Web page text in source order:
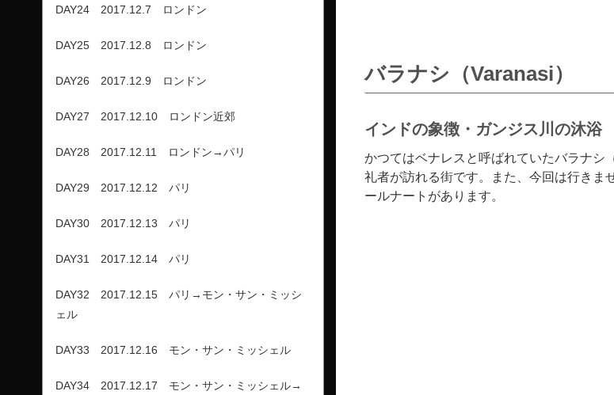
バラナシ（Varanasi）
インドの象徴・ガンジス川の沐浴
かつてはベナレスと呼ばれていたバラナシ
礼者が訪れる街です。また、今回は行きま
ールナートがあります。
DAY24 2017.12.7 ロンドン
DAY25 2017.12.8 ロンドン
DAY26 2017.12.9 ロンドン
DAY27 2017.12.10 ロンドン近郊
DAY28 2017.12.11 ロンドン→パリ
DAY29 2017.12.12 パリ
DAY30 2017.12.13 パリ
DAY31 2017.12.14 パリ
DAY32 2017.12.15 パリ→モン・サン・ミッシ
ェル
DAY33 2017.12.16 モン・サン・ミッシェル
DAY34 2017.12.17 モン・サン・ミッシェル→